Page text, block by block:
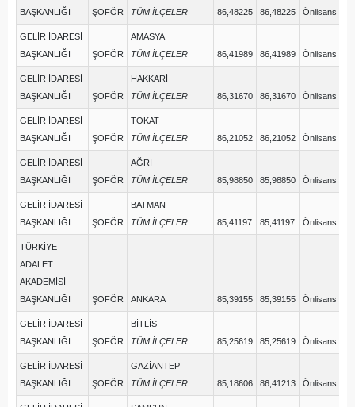
BAŞKANLIĞI
ŞOFÖR
TÜM İLÇELER
86,48225 86,48225 Önlisans
GELİR İDARESİ
BAŞKANLIĞI
ŞOFÖR
AMASYA
TÜM İLÇELER
86,41989 86,41989 Önlisans
GELİR İDARESİ
BAŞKANLIĞI
ŞOFÖR
HAKKARİ
TÜM İLÇELER
86,31670 86,31670 Önlisans
GELİR İDARESİ
BAŞKANLIĞI
ŞOFÖR
TOKAT
TÜM İLÇELER
86,21052 86,21052 Önlisans
GELİR İDARESİ
BAŞKANLIĞI
ŞOFÖR
AĞRI
TÜM İLÇELER
85,98850 85,98850 Önlisans
GELİR İDARESİ
BAŞKANLIĞI
ŞOFÖR
BATMAN
TÜM İLÇELER
85,41197 85,41197 Önlisans
TÜRKİYE
ADALET
AKADEMİSİ
BAŞKANLIĞI
ŞOFÖR ANKARA 85,39155 85,39155 Önlisans
GELİR İDARESİ
BAŞKANLIĞI
ŞOFÖR
BİTLİS
TÜM İLÇELER
85,25619 85,25619 Önlisans
GELİR İDARESİ
BAŞKANLIĞI
ŞOFÖR
GAZİANTEP
TÜM İLÇELER
85,18606 86,41213 Önlisans